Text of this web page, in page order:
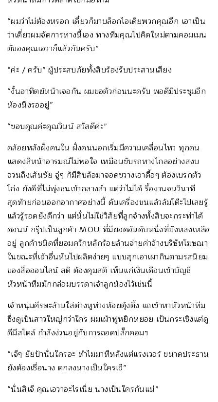
“ผมว่าไม่ต้องหรอก เดี๋ยวก็มาบล็อกไอเดียพวกคุณอีก เอาเป็น
ว่าเดี๋ยวผมจัดการทางนี้เอง ทางทีมคุณไปคิดใหม่ตามคอมเมน
ต์ของคุณเอวาก็แล้วกันครับ”
“ค่ะ / ครับ” ผู้ประสบภัยทั้งสิบร้องรับประสานเสียง
“งั้นอาทิตย์หน้าเจอกัน ผมขอตัวก่อนนะครับ พอดีมีประชุมอีก
ห้องนึงรออยู่”
“ขอบคุณค่ะคุณวินน์ สวัสดีค่ะ”
คล้อยหลังฝั่งคนใน ฝั่งคนนอกเริ่มมีความเคลื่อนไหว ทุกคน
แสดงสีหน้าอารมณ์ไม่พอใจ เหมือนขับรถทางไกลอย่างสงบ
จวนถึงเส้นชัย จู่ๆ ก็มีสิบล้อมาจอดขวางเอาดื้อๆ ต้องเบรกตัว
โก่ง ยังดีที่ไม่พุ่งชนเข้ากลางลำ แต่ว่าไม่ได้ รื้องานจนวินาที
สุดท้ายก่อนออกอากาศอย่างนี้ ดับเครื่องชนแล้วล้มโต๊ะไปเลยรู้
แล้วรู้รอดยังดีกว่า แต่นั่นไม่ใช่วิสัยที่ลูกจ้างทั้งสิบจะกระทำได้
ดอนน์ กรุ๊ปเป็นลูกค้า MOU ที่มียอดอันดับหนึ่งที่ยังหลงเหลือ
อยู่ ลูกค้าชนิดที่ยอมควักหลักร้อยล้านจ่ายค่าจ้างบริษัทโฆษณา
ในขณะที่เจ้าอื่นหันไปผลิตง่ายๆ แบบสุกเอาเผากินตามรสนิยม
ของสื่อออนไลน์ สติ ต้องคุมสติ เห็นแก่เงินเดือนเข้าบัญชี
หัวหน้าทีมมักกล่อมบรรดาเจ้าลูกน้องไว้เช่นนี้
เจ้าหนุ่มศีรษะล้านใส่ต่างหูห่วงห้อยตุ้งติ้ง แถเข้าหาหัวหน้าทีม
ซึ่งดูเป็นสาวใหญ่กว่าใคร ผมเผ้าฟูหยิกหยอย เป็นกระเซิงแต่ดู
ดีมีสไตล์ กำลังง่วนอยู่กับการถอดปลั๊กคอมฯ
“เจ๊ๆ ยัยป้านั่นใครอะ ทำไมมาทีหลังแต่แรงเวอร์ ขนาดประธาน
ยังต้องเชื่อนาง ตกลงนางเป็นใครเจ๊”
“นั่นสิเจ๊ คุณเอวาอะไรเนี่ย นางเป็นใครกันแน่”